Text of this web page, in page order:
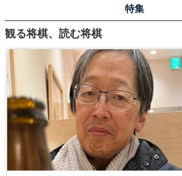
特集
観る将棋、読む将棋